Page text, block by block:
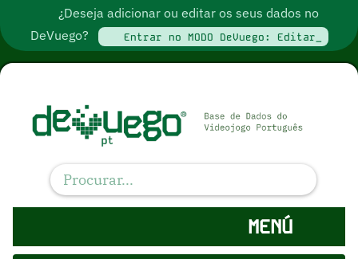
¿Deseja adicionar ou editar os seus dados no
DeVuego?
Entrar no MODO DeVuego: Editar_
MENÚ